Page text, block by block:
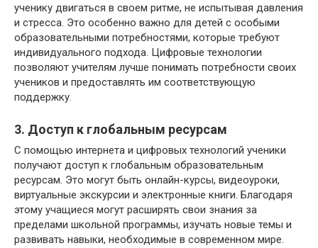
ученику двигаться в своем ритме, не испытывая давления
и стресса. Это особенно важно для детей с особыми
образовательными потребностями, которые требуют
индивидуального подхода. Цифровые технологии
позволяют учителям лучше понимать потребности своих
учеников и предоставлять им соответствующую
поддержку.
3. Доступ к глобальным ресурсам
С помощью интернета и цифровых технологий ученики
получают доступ к глобальным образовательным
ресурсам. Это могут быть онлайн-курсы, видеоуроки,
виртуальные экскурсии и электронные книги. Благодаря
этому учащиеся могут расширять свои знания за
пределами школьной программы, изучать новые темы и
развивать навыки, необходимые в современном мире.